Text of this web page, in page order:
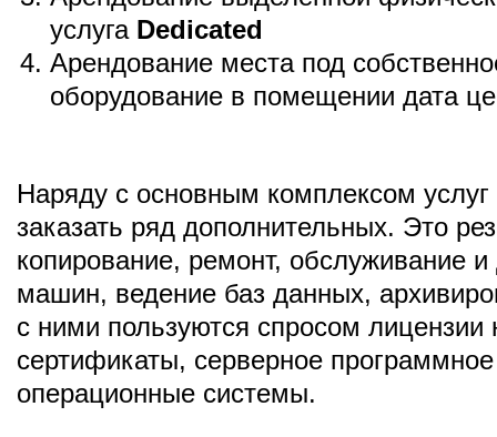
услуга Dedicated
Арендование места под
оборудование в помещении дата
Наряду с основным комплексом
заказать ряд дополнительных. Это
копирование, ремонт, обслуживание и
машин, ведение баз данных,
с ними пользуются спросом лицензии
сертификаты, серверное
операционные системы.